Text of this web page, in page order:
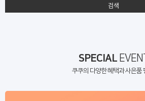
검색
SPECIAL
쿠쿠의 다양한 혜택과 사은품